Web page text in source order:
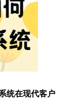
统在现代客户